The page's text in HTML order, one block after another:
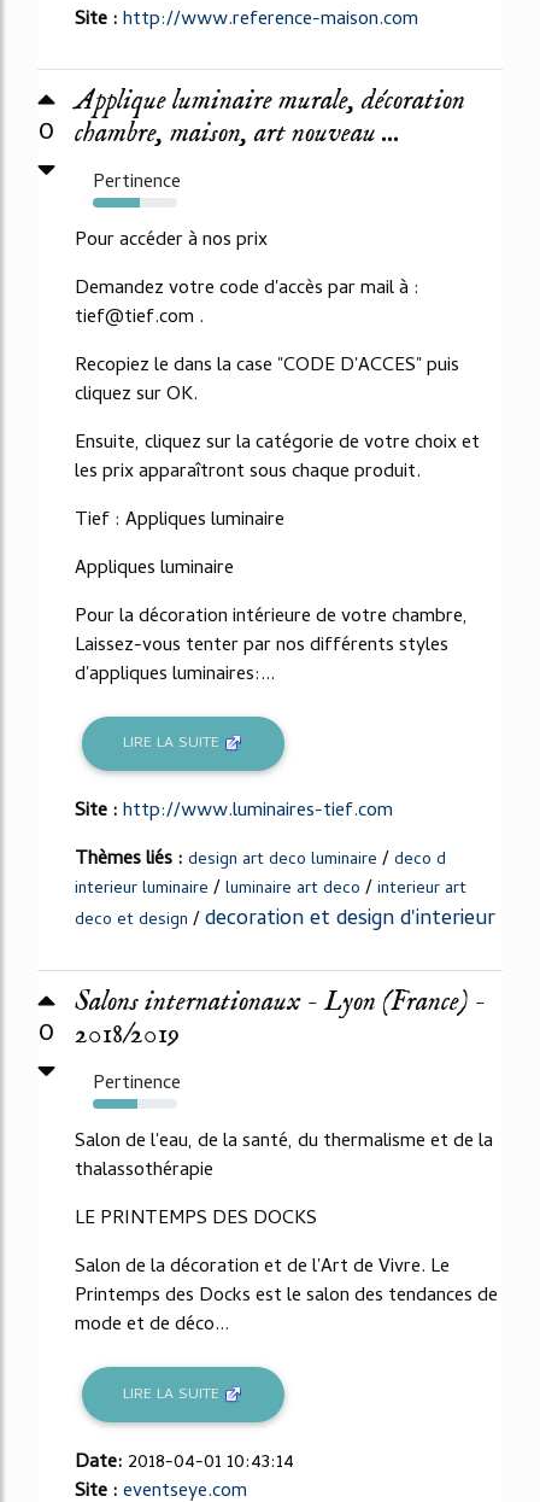
Site :http://www.reference-maison.com
0
Applique luminaire murale, décoration
chambre, maison, art nouveau ...
Pertinence
55%
Pour accéder à nos prix
Demandez votre code d'accès par mail à :
tief@tief.com .
Recopiez le dans la case "CODE D'ACCES" puis
cliquez sur OK.
Ensuite, cliquez sur la catégorie de votre choix et
les prix apparaîtront sous chaque produit.
Tief : Appliques luminaire
Appliques luminaire
Pour la décoration intérieure de votre chambre,
Laissez-vous tenter par nos différents styles
d'appliques luminaires:...
LIRE LA SUITE
Site :http://www.luminaires-tief.com
Thèmes liés : design art deco luminaire /deco d
interieur luminaire /luminaire art deco /interieur art
deco et design /decoration et design d'interieur
0
Salons internationaux - Lyon (France) -
2018/2019
Pertinence
53%
Salon de l'eau, de la santé, du thermalisme et de la
thalassothérapie
LE PRINTEMPS DES DOCKS
Salon de la décoration et de l'Art de Vivre. Le
Printemps des Docks est le salon des tendances de
mode et de déco...
LIRE LA SUITE
Date: 2018-04-01 10:43:14
Site :eventseye.com